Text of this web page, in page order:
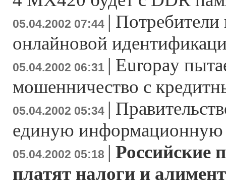
05.04.2002 07:44 | Потребители
онлайновой
05.04.2002 06:31 | Europay
мошенничество с
05.04.2002 05:34 |
единую информационную
05.04.2002 05:18 | Российские
платят налоги и